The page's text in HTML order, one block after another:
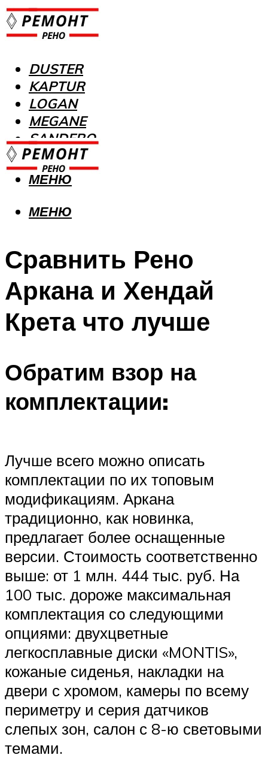
DUSTER
KAPTUR
LOGAN
MEGANE
SANDERO
МЕНЮ
МЕНЮ
Сравнить Рено
Аркана и Хендай
Крета что лучше
Обратим взор на
комплектации:
Лучше всего можно описать
комплектации по их топовым
модификациям. Аркана
традиционно, как новинка,
предлагает более оснащенные
версии. Стоимость соответственно
выше: от 1 млн. 444 тыс. руб. На
100 тыс. дороже максимальная
комплектация со следующими
опциями: двухцветные
легкосплавные диски «MONTIS»,
кожаные сиденья, накладки на
двери с хромом, камеры по всему
периметру и серия датчиков
слепых зон, салон с 8-ю световыми
темами.